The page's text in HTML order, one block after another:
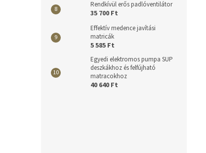
Rendkívül erős padlóventilátor
35 700 Ft
Effektív medence javítási
matricák
5 585 Ft
Egyedi elektromos pumpa SUP
deszkákhoz és felfújható
matracokhoz
40 640 Ft